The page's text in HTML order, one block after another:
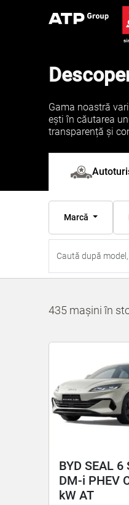
Gama noastră
ești în căutarea
transparență și
Marcă
435 mașini în
BYD SEAL 6
DM-i PHEV
kW AT